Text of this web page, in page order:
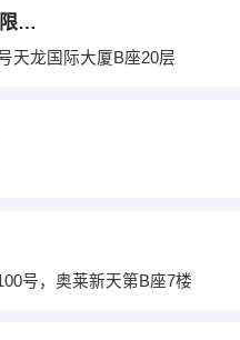
泰安绿地泉景置业有限公司
天龙国际大厦B座20层
号，奥莱新天第B座7楼